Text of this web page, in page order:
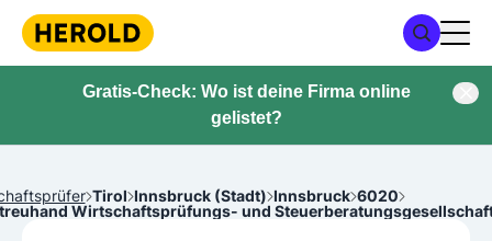
Gratis-Check: Wo ist deine Firma online
gelistet?
Tirol Innsbruck (Stadt) Innsbruck 6020
Wirtschaftsprüfungs- und